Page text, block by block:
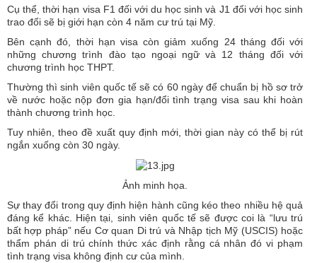
Cụ thể, thời hạn visa F1 đối với du học sinh và J1 đối với học sinh
trao đổi sẽ bị giới hạn còn 4 năm cư trú tại Mỹ.
Bên cạnh đó, thời hạn visa còn giảm xuống 24 tháng đối với
những chương trình đào tạo ngoại ngữ và 12 tháng đối với
chương trình học THPT.
Thường thì sinh viên quốc tế sẽ có 60 ngày để chuẩn bị hồ sơ trở
về nước hoặc nộp đơn gia hạn/đổi tình trạng visa sau khi hoàn
thành chương trình học.
Tuy nhiên, theo đề xuất quy định mới, thời gian này có thể bị rút
ngắn xuống còn 30 ngày.
Ảnh minh họa.
Sự thay đổi trong quy định hiện hành cũng kéo theo nhiều hệ quả
đáng kể khác. Hiện tại, sinh viên quốc tế sẽ được coi là “lưu trú
bất hợp pháp” nếu Cơ quan Di trú và Nhập tịch Mỹ (USCIS) hoặc
thẩm phán di trú chính thức xác định rằng cá nhân đó vi phạm
tình trạng visa không định cư của mình.